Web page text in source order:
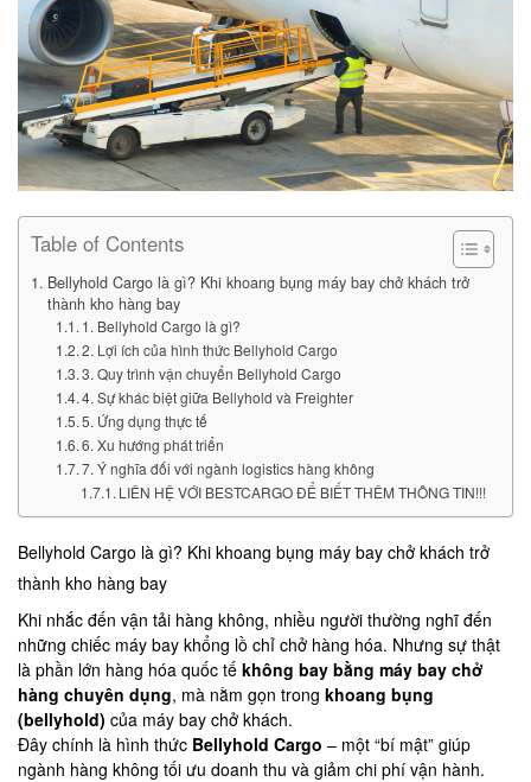
Table of Contents
Bellyhold Cargo là gì? Khi khoang bụng máy bay chở khách trở
thành kho hàng bay
1. Bellyhold Cargo là gì?
2. Lợi ích của hình thức Bellyhold Cargo
3. Quy trình vận chuyển Bellyhold Cargo
4. Sự khác biệt giữa Bellyhold và Freighter
5. Ứng dụng thực tế
6. Xu hướng phát triển
7. Ý nghĩa đối với ngành logistics hàng không
LIÊN HỆ VỚI BESTCARGO ĐỂ BIẾT THÊM THÔNG TIN!!!
Bellyhold Cargo là gì? Khi khoang bụng máy bay chở khách trở
thành kho hàng bay
Khi nhắc đến vận tải hàng không, nhiều người thường nghĩ đến
những chiếc máy bay khổng lồ chỉ chở hàng hóa. Nhưng sự thật
là phần lớn hàng hóa quốc tế không bay bằng máy bay chở
hàng chuyên dụng, mà nằm gọn trong khoang bụng
(bellyhold) của máy bay chở khách.
Đây chính là hình thức Bellyhold Cargo – một “bí mật” giúp
ngành hàng không tối ưu doanh thu và giảm chi phí vận hành.